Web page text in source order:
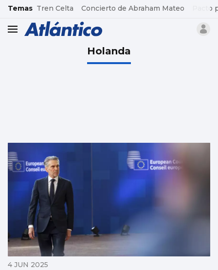
common.go-to-content
Temas Tren Celta Concierto de Abraham Mateo Pacto
header.menu.open
Holanda
4 JUN 2025